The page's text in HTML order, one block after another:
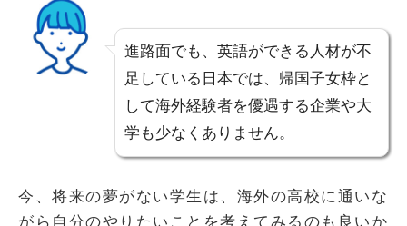
進路面でも、英語ができる人材が不
足している日本では、帰国子女枠と
して海外経験者を優遇する企業や大
学も少なくありません。
今、将来の夢がない学生は、海外の高校に通いな
がら自分のやりたいことを考えてみるのも良いか